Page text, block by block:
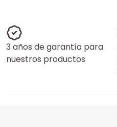
3 años de garantía para
nuestros productos